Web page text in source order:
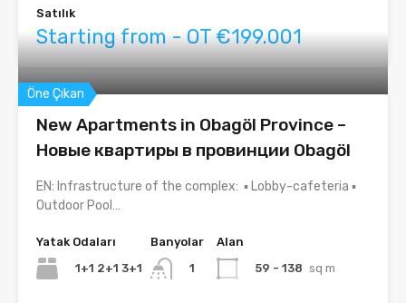
Satılık
Starting from - OT €199.001
Öne Çıkan
New Apartments in Obagöl Province –
Новые квартиры в провинции Obagöl
EN: Infrastructure of the complex: ▪ Lobby-cafeteria ▪
Outdoor Pool…
Yatak Odaları
1+1 2+1 3+1
Banyolar
1
Alan
59 - 138 sq m